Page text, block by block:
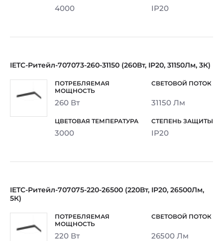
4000 IP20
IETC-Ритейл-707073-260-31150 (260Вт, IP20, 31150Лм, 3К)
260 Вт 31150 Лм
3000 IP20
IETC-Ритейл-707075-220-26500 (220Вт, IP20, 26500Лм,
5К)
220 Вт 26500 Лм